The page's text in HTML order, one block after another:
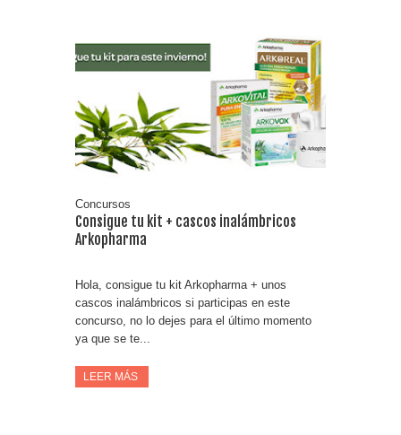
productos
El milagrito te lleva a Sevilla
Fuze Tea regala 100 premios al día
Oreo te da la oportunidad de ganar increíbles premios
Concursos
Consigue tu kit + cascos inalámbricos
Arkopharma
Hola, consigue tu kit Arkopharma + unos
cascos inalámbricos si participas en este
concurso, no lo dejes para el último momento
ya que se te...
LEER MÁS